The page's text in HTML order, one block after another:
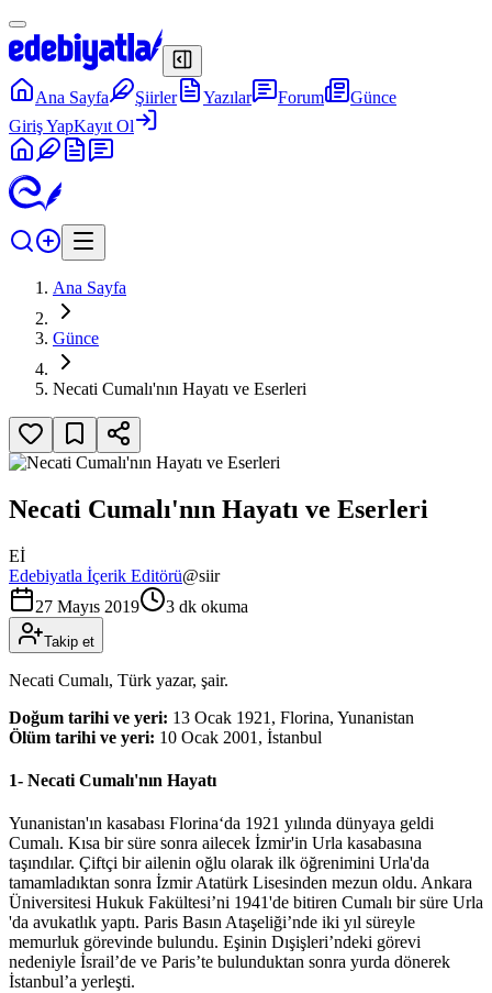
Ana Sayfa Şiirler Yazılar Forum
Günce
Giriş YapKayıt Ol
Ana Sayfa
Günce
Necati Cumalı'nın Hayatı ve Eserleri
Necati Cumalı'nın Hayatı ve Eserleri
Eİ
Edebiyatla İçerik Editörü@siir
27 Mayıs 2019
3 dk okuma
Takip et
Necati Cumalı, Türk yazar, şair.
Doğum tarihi ve yeri: 13 Ocak 1921, Florina, Yunanistan
Ölüm tarihi ve yeri: 10 Ocak 2001, İstanbul
1- Necati Cumalı'nın Hayatı
Yunanistan'ın kasabası Florina‘da 1921 yılında dünyaya geldi
Cumalı. Kısa bir süre sonra ailecek İzmir'in Urla kasabasına
taşındılar. Çiftçi bir ailenin oğlu olarak ilk öğrenimini Urla'da
tamamladıktan sonra İzmir Atatürk Lisesinden mezun oldu. Ankara
Üniversitesi Hukuk Fakültesi’ni 1941'de bitiren Cumalı bir süre Urla
'da avukatlık yaptı. Paris Basın Ataşeliği’nde iki yıl süreyle
memurluk görevinde bulundu. Eşinin Dışişleri’ndeki görevi
nedeniyle İsrail’de ve Paris’te bulunduktan sonra yurda dönerek
İstanbul’a yerleşti.